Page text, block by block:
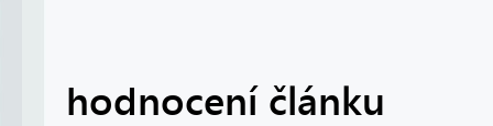
hodnocení článku